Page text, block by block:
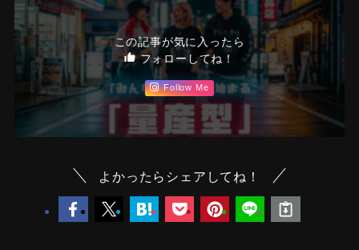
この記事が気に入ったら
フォローしてね！
Follow Me
よかったらシェアしてね！